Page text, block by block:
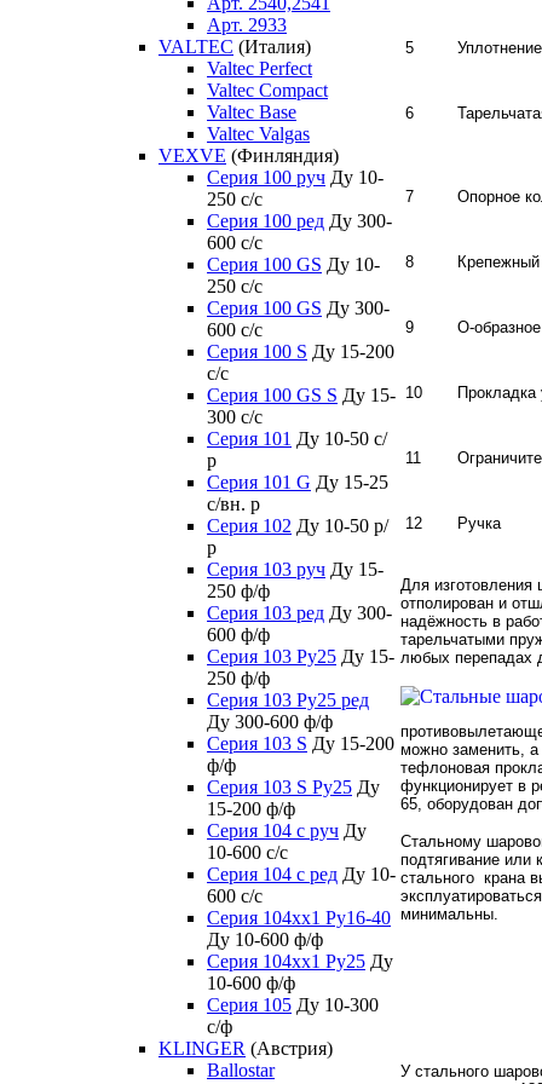
Арт. 2933
VALTEC (Италия)
Valtec Perfect
Valtec Compact
Valtec Base
Valtec Valgas
VEXVE (Финляндия)
Серия 100 руч Ду 10-
250 c/c
Серия 100 ред Ду 300-
600 c/c
Серия 100 GS Ду 10-
250 c/c
Серия 100 GS Ду 300-
600 c/c
Серия 100 S Ду 15-200
c/c
Серия 100 GS S Ду 15-
300 c/c
Серия 101 Ду 10-50 с/
р
Серия 101 G Ду 15-25
с/вн. р
Серия 102 Ду 10-50 р/
р
Серия 103 руч Ду 15-
250 ф/ф
Серия 103 ред Ду 300-
600 ф/ф
Серия 103 Ру25 Ду 15-
250 ф/ф
Серия 103 Ру25 ред
Ду 300-600 ф/ф
Серия 103 S Ду 15-200
ф/ф
Серия 103 S Ру25 Ду
15-200 ф/ф
Серия 104 с руч Ду
10-600 с/с
Серия 104 с ред Ду 10-
600 с/с
Серия 104xx1 Ру16-40
Ду 10-600 ф/ф
Серия 104xx1 Ру25 Ду
10-600 ф/ф
Серия 105 Ду 10-300
с/ф
KLINGER (Австрия)
Ballostar
5 Уплотнение
6
7 Опорное
8 Крепежный
9 О-
10 Прокладка
11
12 Ручка
Для изготовления
отполирован и
надёжность в
тарельчатыми
любых перепадах
можно заменить, а
тефлоновая
функционирует в
65, оборудован
Стальному
подтягивание или
стального крана
минимальны.
У стального